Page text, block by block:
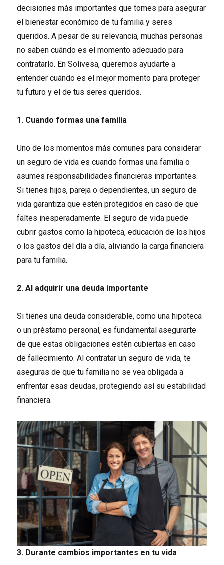
decisiones más importantes que tomes para asegurar
el bienestar económico de tu familia y seres
queridos. A pesar de su relevancia, muchas personas
no saben cuándo es el momento adecuado para
contratarlo. En Solivesa, queremos ayudarte a
entender cuándo es el mejor momento para proteger
tu futuro y el de tus seres queridos.
1. Cuando formas una familia
Uno de los momentos más comunes para considerar
un seguro de vida es cuando formas una familia o
asumes responsabilidades financieras importantes.
Si tienes hijos, pareja o dependientes, un seguro de
vida garantiza que estén protegidos en caso de que
faltes inesperadamente. El seguro de vida puede
cubrir gastos como la hipoteca, educación de los hijos
o los gastos del día a día, aliviando la carga financiera
para tu familia.
2. Al adquirir una deuda importante
Si tienes una deuda considerable, como una hipoteca
o un préstamo personal, es fundamental asegurarte
de que estas obligaciones estén cubiertas en caso
de fallecimiento. Al contratar un seguro de vida, te
aseguras de que tu familia no se vea obligada a
enfrentar esas deudas, protegiendo así su estabilidad
financiera.
3. Durante cambios importantes en tu vida